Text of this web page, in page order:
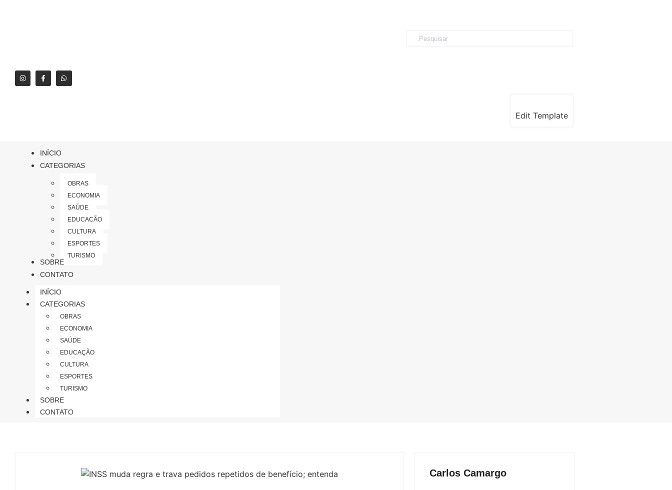
Edit Template
INÍCIO
CATEGORIAS
OBRAS
ECONOMIA
SAÚDE
EDUCAÇÃO
CULTURA
ESPORTES
TURISMO
SOBRE
CONTATO
INÍCIO
CATEGORIAS
OBRAS
ECONOMIA
SAÚDE
EDUCAÇÃO
CULTURA
ESPORTES
TURISMO
SOBRE
CONTATO
Carlos Camargo